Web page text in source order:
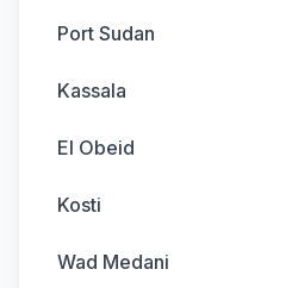
Port Sudan
Kassala
El Obeid
Kosti
Wad Medani